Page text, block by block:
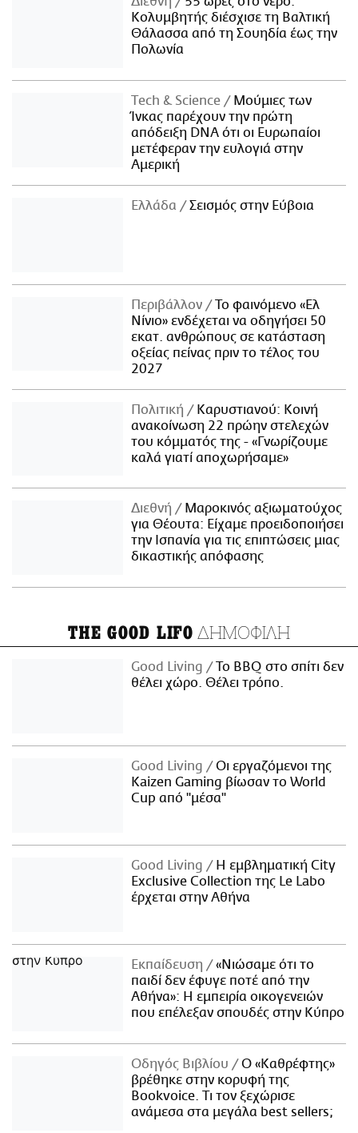
Κολυμβητής διέσχισε τη Βαλτική
Θάλασσα από τη Σουηδία έως την
Πολωνία
Τech & Science
Μούμιες των
Ίνκας παρέχουν την πρώτη
απόδειξη DNA ότι οι Ευρωπαίοι
μετέφεραν την ευλογιά στην
Αμερική
Ελλάδα Σεισμός στην Εύβοια
Περιβάλλον
Το φαινόμενο «Ελ
Νίνιο» ενδέχεται να οδηγήσει 50
εκατ. ανθρώπους σε κατάσταση
οξείας πείνας πριν το τέλος του
2027
Πολιτική
Καρυστιανού: Κοινή
ανακοίνωση 22 πρώην στελεχών
του κόμματός της - «Γνωρίζουμε
καλά γιατί αποχωρήσαμε»
Διεθνή
Μαροκινός αξιωματούχος
για Θέουτα: Είχαμε προειδοποιήσει
την Ισπανία για τις επιπτώσεις μιας
δικαστικής απόφασης
THE GOOD LIFO ΔΗΜΟΦΙΛΗ
Good Living
Το BBQ στο σπίτι δεν
θέλει χώρο. Θέλει τρόπο.
Good Living
Οι εργαζόμενοι της
Kaizen Gaming βίωσαν το World
Cup από "μέσα"
Good Living
Η εμβληματική City
Exclusive Collection της Le Labo
έρχεται στην Αθήνα
Εκπαίδευση
«Νιώσαμε ότι το
παιδί δεν έφυγε ποτέ από την
Αθήνα»: Η εμπειρία οικογενειών
που επέλεξαν σπουδές στην Κύπρο
Οδηγός Βιβλίου
Ο «Καθρέφτης»
βρέθηκε στην κορυφή της
Bookvoice. Τι τον ξεχώρισε
ανάμεσα στα μεγάλα best sellers;